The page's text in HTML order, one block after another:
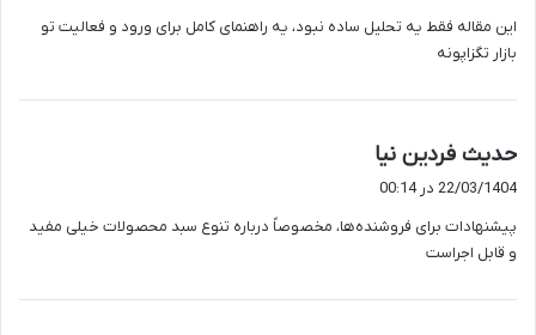
این مقاله فقط یه تحلیل ساده نبود، یه راهنمای کامل برای ورود و فعالیت تو
بازار تگزاپونه
حدیث فردین نیا
:
22/03/1404 در 00:14
پیشنهادات برای فروشنده‌ها، مخصوصاً درباره تنوع سبد محصولات خیلی مفید
و قابل اجراست